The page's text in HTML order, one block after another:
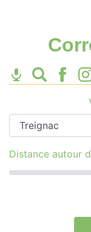
Distance autour